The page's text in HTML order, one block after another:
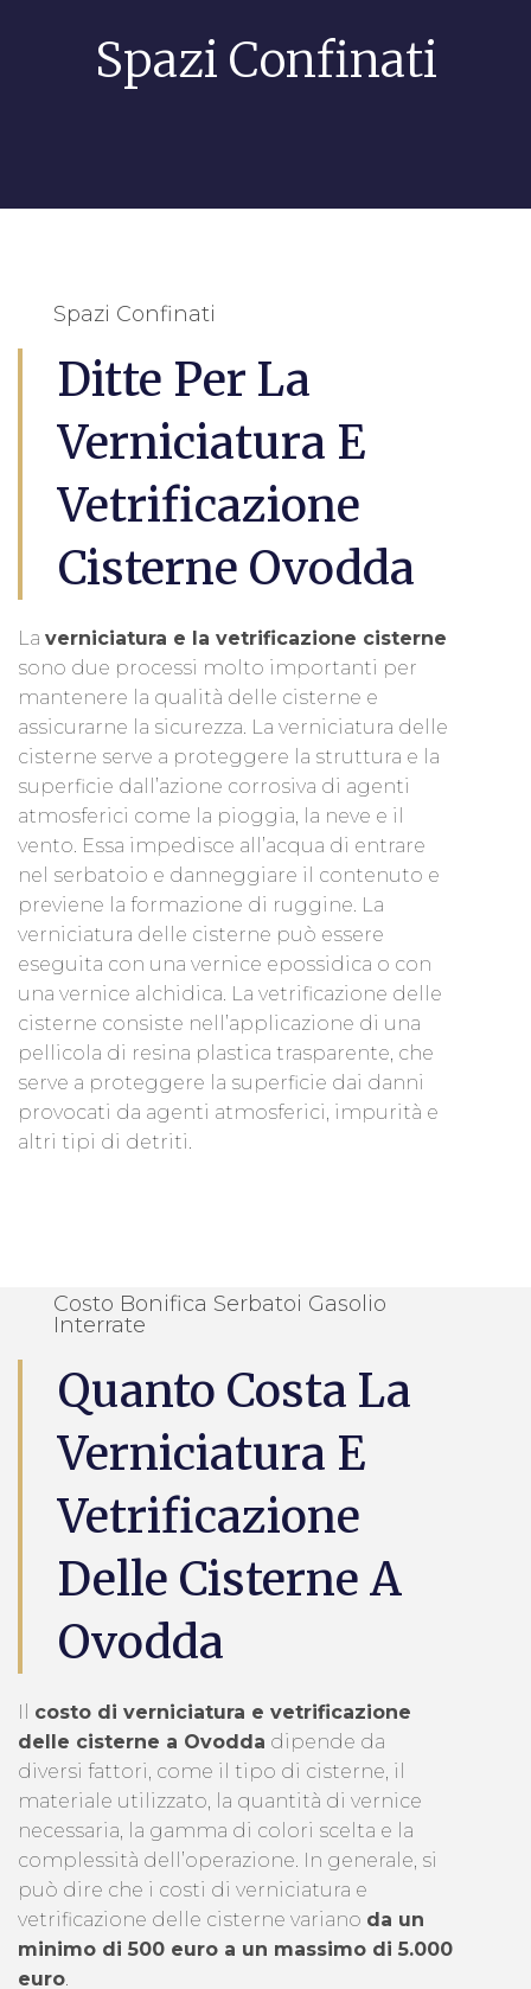
Spazi Confinati
Spazi Confinati
Ditte Per La
Verniciatura E
Vetrificazione
Cisterne Ovodda
La verniciatura e la vetrificazione cisterne
sono due processi molto importanti per
mantenere la qualità delle cisterne e
assicurarne la sicurezza. La verniciatura delle
cisterne serve a proteggere la struttura e la
superficie dall’azione corrosiva di agenti
atmosferici come la pioggia, la neve e il
vento. Essa impedisce all’acqua di entrare
nel serbatoio e danneggiare il contenuto e
previene la formazione di ruggine. La
verniciatura delle cisterne può essere
eseguita con una vernice epossidica o con
una vernice alchidica. La vetrificazione delle
cisterne consiste nell’applicazione di una
pellicola di resina plastica trasparente, che
serve a proteggere la superficie dai danni
provocati da agenti atmosferici, impurità e
altri tipi di detriti.
Costo Bonifica Serbatoi Gasolio
Interrate
Quanto Costa La
Verniciatura E
Vetrificazione
Delle Cisterne A
Ovodda
Il costo di verniciatura e vetrificazione
delle cisterne a Ovodda dipende da
diversi fattori, come il tipo di cisterne, il
materiale utilizzato, la quantità di vernice
necessaria, la gamma di colori scelta e la
complessità dell’operazione. In generale, si
può dire che i costi di verniciatura e
vetrificazione delle cisterne variano da un
minimo di 500 euro a un massimo di 5.000
euro.